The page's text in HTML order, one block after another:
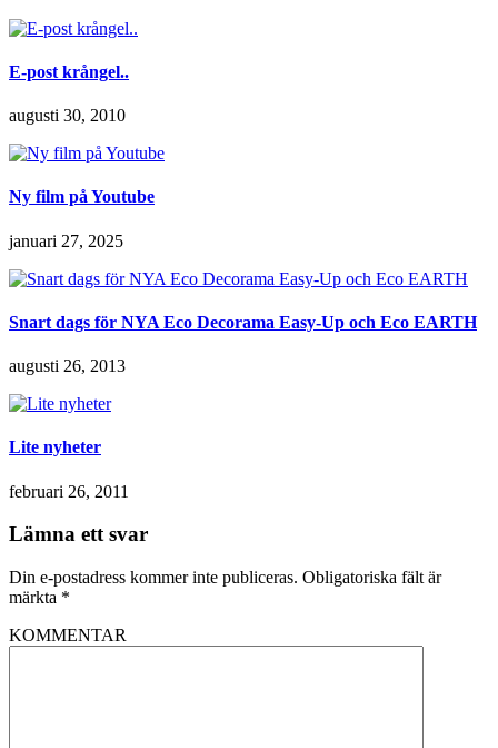
E-post krångel..
augusti 30, 2010
Ny film på Youtube
januari 27, 2025
Snart dags för NYA Eco Decorama Easy-Up och Eco EARTH
augusti 26, 2013
Lite nyheter
februari 26, 2011
Lämna ett svar
Din e-postadress kommer inte publiceras. Obligatoriska fält är
märkta *
KOMMENTAR